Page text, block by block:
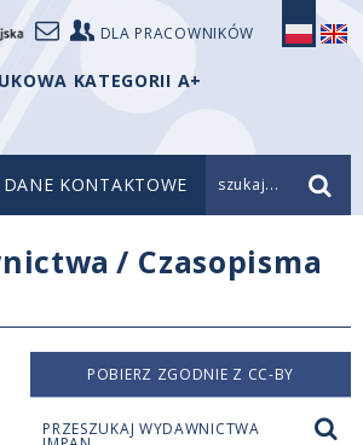
DLA PRACOWNIKÓW
KATEGORII A+
DANE KONTAKTOWE szukaj...
/ Czasopisma
POBIERZ ZGODNIE Z CC-BY
PRZESZUKAJ WYDAWNICTWA